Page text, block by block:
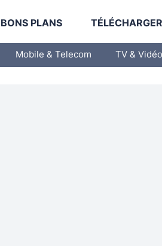
BONS PLANS
Mobile & Telecom TV & Vidéo